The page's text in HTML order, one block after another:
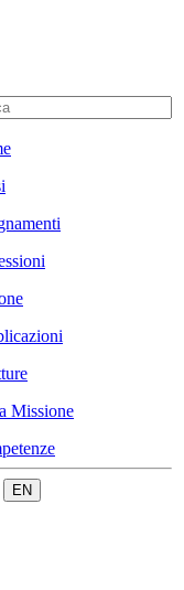
Missione
EN